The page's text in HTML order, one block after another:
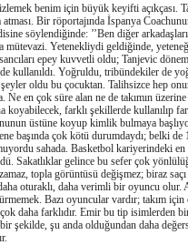
benim için büyük keyifti açıkçası.
Bir röportajında İspanya
söylendiğinde: ’’Ben diğer
mütevazi. Yetenekliydi geldiğinde,
epey kuvvetli oldu; Tanjevic
kullanıldı. Yoğruldu, tribündekiler de
oldu bu çocuktan. Talihsizce hep
Ne en çok süre alan ne de takımın
koyabilecek, farklı şekillerde kullanılıp
üstüne koyup kimlik bulmaya
başında çok kötü durumdaydı; belki
sahada. Basketbol kariyerindeki en
Sakatlıklar gelince bu sefer çok
topla görüntüsü değişmez; biraz
oturaklı, daha verimli bir oyuncu olur.
Bazı oyuncular vardır; takım
çok daha farklıdır. Emir bu tip isimlerden
şekilde, şu anda olduğundan daha